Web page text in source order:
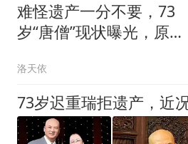
难怪遗产一分不要，73
岁“唐僧”现状曝光，原来
洛天依